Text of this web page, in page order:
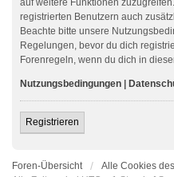
auf weitere Funktionen
registrierten Benutzern auch
Beachte bitte unsere
Regelungen, bevor du dich
Forenregeln, wenn du dich in
Nutzungsbedingungen
Registrieren
Foren-Übersicht
Alle Cookies